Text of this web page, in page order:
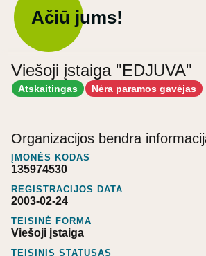
Ačiū jums!
Viešoji įstaiga "EDJUVA"
Atskaitingas Nėra paramos gavėjas
Organizacijos bendra
ĮMONĖS KODAS
135974530
REGISTRACIJOS DATA
2003-02-24
TEISINĖ FORMA
Viešoji įstaiga
TEISINIS STATUSAS